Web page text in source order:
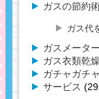
ガスの節約
ガス代
ガスメーター
ガス衣類乾
ガチャガチャ
サービス